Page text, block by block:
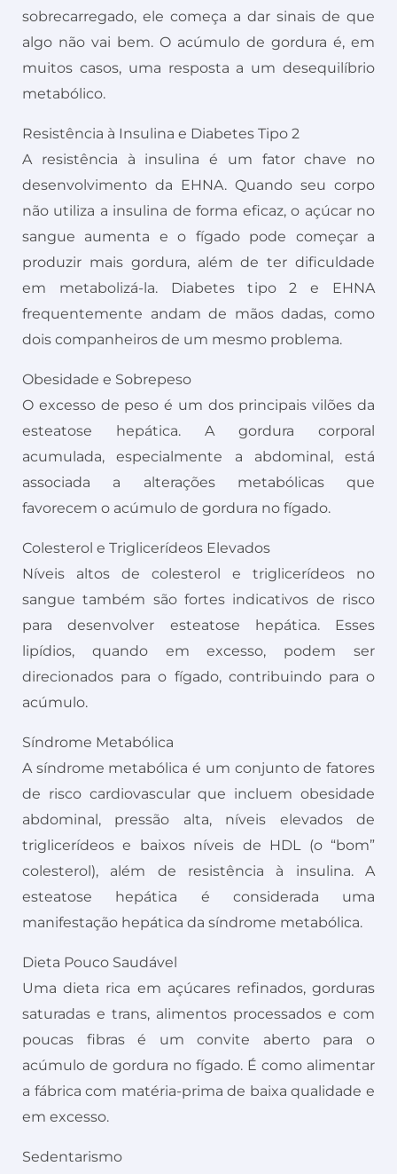
sobrecarregado, ele começa a dar sinais de que
algo não vai bem. O acúmulo de gordura é, em
muitos casos, uma resposta a um desequilíbrio
metabólico.
Resistência à Insulina e Diabetes Tipo 2
A resistência à insulina é um fator chave no
desenvolvimento da EHNA. Quando seu corpo
não utiliza a insulina de forma eficaz, o açúcar no
sangue aumenta e o fígado pode começar a
produzir mais gordura, além de ter dificuldade
em metabolizá-la. Diabetes tipo 2 e EHNA
frequentemente andam de mãos dadas, como
dois companheiros de um mesmo problema.
Obesidade e Sobrepeso
O excesso de peso é um dos principais vilões da
esteatose hepática. A gordura corporal
acumulada, especialmente a abdominal, está
associada a alterações metabólicas que
favorecem o acúmulo de gordura no fígado.
Colesterol e Triglicerídeos Elevados
Níveis altos de colesterol e triglicerídeos no
sangue também são fortes indicativos de risco
para desenvolver esteatose hepática. Esses
lipídios, quando em excesso, podem ser
direcionados para o fígado, contribuindo para o
acúmulo.
Síndrome Metabólica
A síndrome metabólica é um conjunto de fatores
de risco cardiovascular que incluem obesidade
abdominal, pressão alta, níveis elevados de
triglicerídeos e baixos níveis de HDL (o “bom”
colesterol), além de resistência à insulina. A
esteatose hepática é considerada uma
manifestação hepática da síndrome metabólica.
Dieta Pouco Saudável
Uma dieta rica em açúcares refinados, gorduras
saturadas e trans, alimentos processados e com
poucas fibras é um convite aberto para o
acúmulo de gordura no fígado. É como alimentar
a fábrica com matéria-prima de baixa qualidade e
em excesso.
Sedentarismo